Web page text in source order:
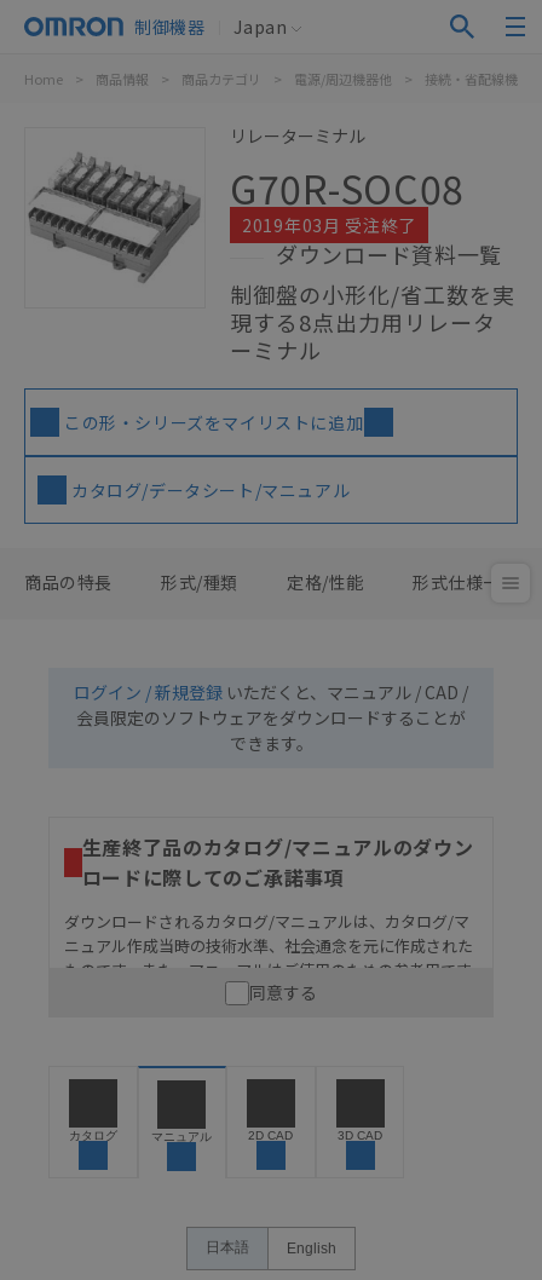
制御機器 Japan
Home > 商品情報 > 商品カテゴリ > 電源/周辺機器他 > 接続・省配線機器
リレーターミナル
G70R-SOC08
2019年03月 受注終了
ダウンロード資料一覧
制御盤の小形化/省工数を実
現する8点出力用リレータ
ーミナル
この形・シリーズをマイリストに追加
カタログ/データシート/マニュアル
商品の特長 形式/種類 定格/性能 形式仕様一覧
ログイン / 新規登録 いただくと、マニュアル / CAD /
会員限定のソフトウェアをダウンロードすることが
できます。
生産終了品のカタログ/マニュアルのダウン
ロードに際してのご承諾事項
ダウンロードされるカタログ/マニュアルは、カタログ/マ
ニュアル作成当時の技術水準、社会通念を元に作成された
ものです。また、マニュアルはご使用のための参考用です
ので、ご使用にあたっての安全性については十分にご配慮
うな用途に使用される場合には、システム全体として
保できるよう設計されていること、および本製品が全
ン事例は参考用ですので、ご採用に際しては機器・装
置の機能や安全性をご確認のうえご使用ください。・
同意する
カタログ マニュアル 2D CAD 3D CAD
日本語 English